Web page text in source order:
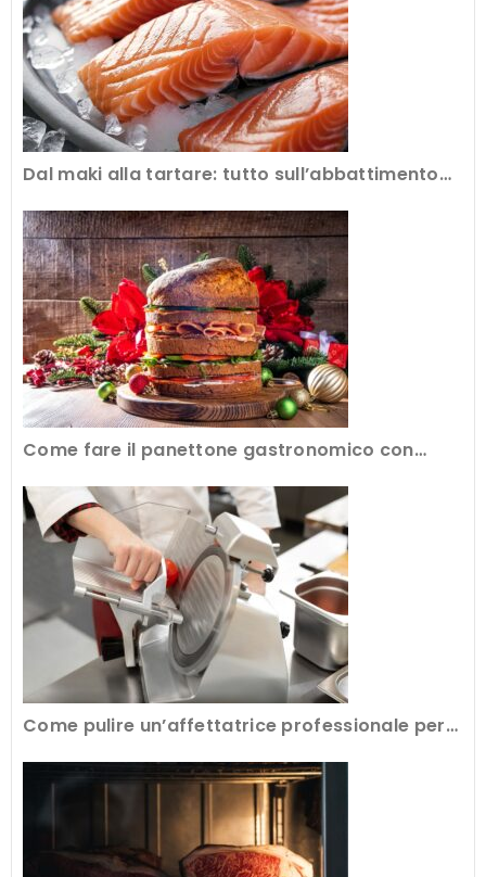
Dal maki alla tartare: tutto sull’abbattimento
Come fare il panettone gastronomico con
Come pulire un’affettatrice professionale per